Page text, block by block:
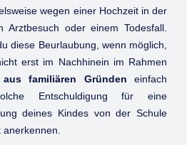
wegen einer Hochzeit in der
Arztbesuch oder einem Todesfall.
diese Beurlaubung, wenn möglich,
erst im Nachhinein im Rahmen
familiären Gründen einfach
Entschuldigung für eine
deines Kindes von der Schule